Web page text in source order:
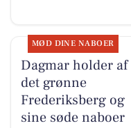
MØD DINE NABOER
Dagmar holder af
det grønne
Frederiksberg og
sine søde naboer